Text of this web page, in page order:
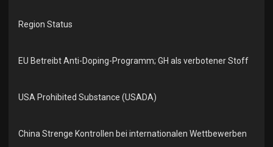
Region Status
EU Betreibt Anti-Doping-Programm; GH als verbotener Stoff
USA Prohibited Substance (USADA)
China Strenge Kontrollen bei internationalen Wettbewerben